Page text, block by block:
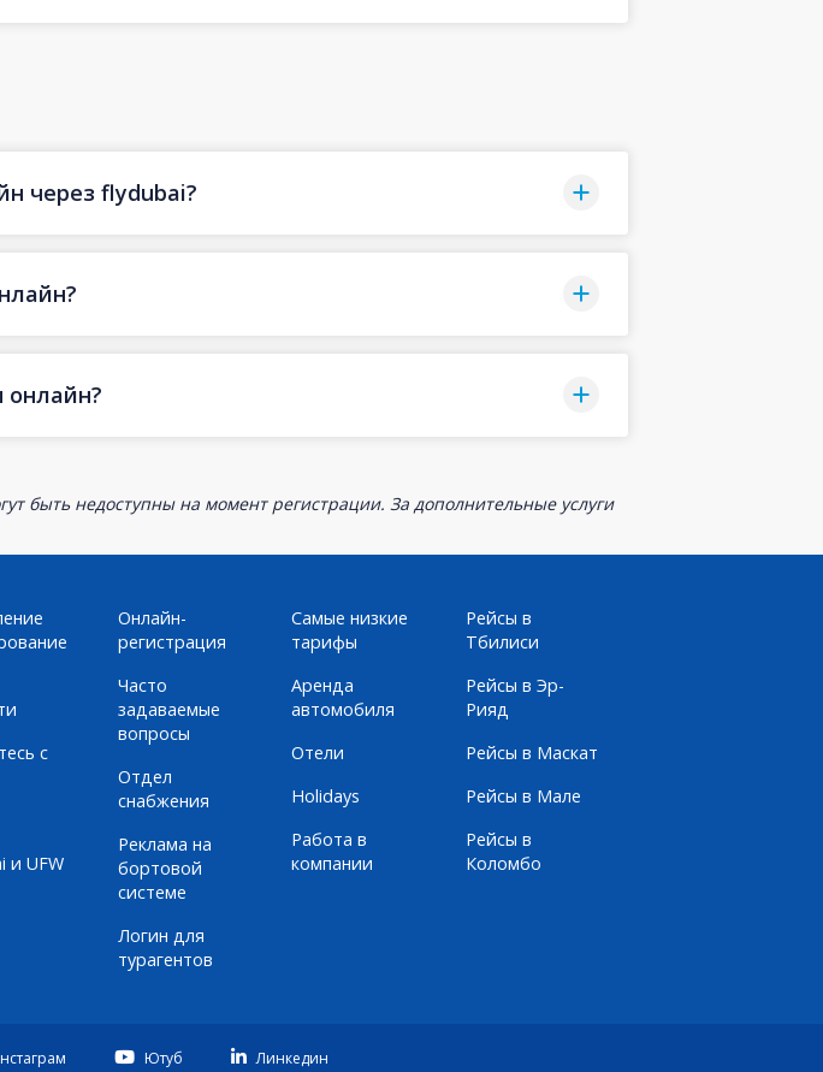
через flydubai?
онлайн?
быть недоступны на момент регистрации. За дополнительные услуги
с
и UFW
Онлайн-
регистрация
Часто
задаваемые
вопросы
Отдел
снабжения
Реклама на
бортовой
системе
Логин для
турагентов
Самые низкие
тарифы
Аренда
автомобиля
Отели
Holidays
Работа в
компании
Рейсы в
Тбилиси
Рейсы в Эр-
Рияд
Рейсы в Маскат
Рейсы в Мале
Рейсы в
Коломбо
Ютуб Линкедин